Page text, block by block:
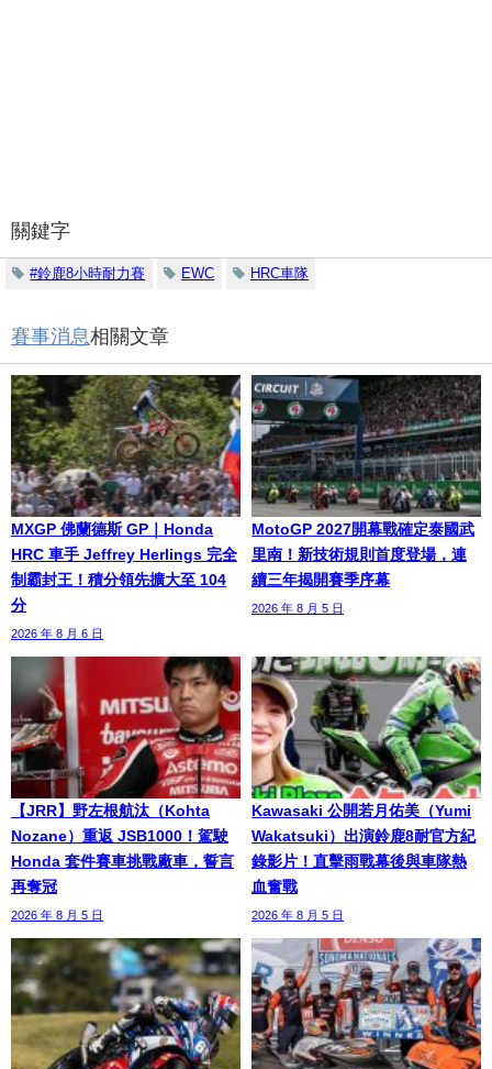
關鍵字
#鈴鹿8小時耐力賽 EWC HRC車隊
賽事消息相關文章
MXGP 佛蘭德斯 GP｜Honda
HRC 車手 Jeffrey Herlings 完全
制霸封王！積分領先擴大至 104
分
2026 年 8 月 6 日
MotoGP 2027開幕戰確定泰國武
里南！新技術規則首度登場，連
續三年揭開賽季序幕
2026 年 8 月 5 日
【JRR】野左根航汰（Kohta
Nozane）重返 JSB1000！駕駛
Honda 套件賽車挑戰廠車，誓言
再奪冠
2026 年 8 月 5 日
Kawasaki 公開若月佑美（Yumi
Wakatsuki）出演鈴鹿8耐官方紀
錄影片！直擊雨戰幕後與車隊熱
血奮戰
2026 年 8 月 5 日